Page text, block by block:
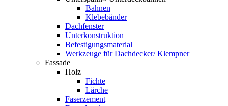
Bahnen
Klebebänder
Dachfenster
Unterkonstruktion
Befestigungsmaterial
Werkzeuge für Dachdecker/ Klempner
Fassade
Holz
Fichte
Lärche
Faserzement